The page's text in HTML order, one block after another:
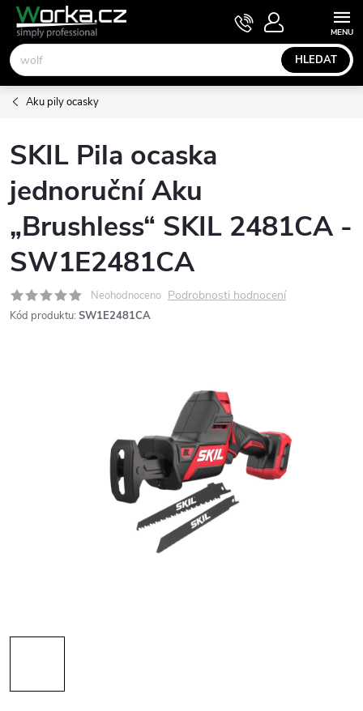
Přejít
obsah
HLEDAT
NÁKUPNÍ
KOŠÍK
Aku pily ocasky
SKIL Pila ocaska
jednoruční Aku
„Brushless“ SKIL 2481CA -
SW1E2481CA
Neohodnoceno Podrobnosti hodnocení
Kód produktu: SW1E2481CA